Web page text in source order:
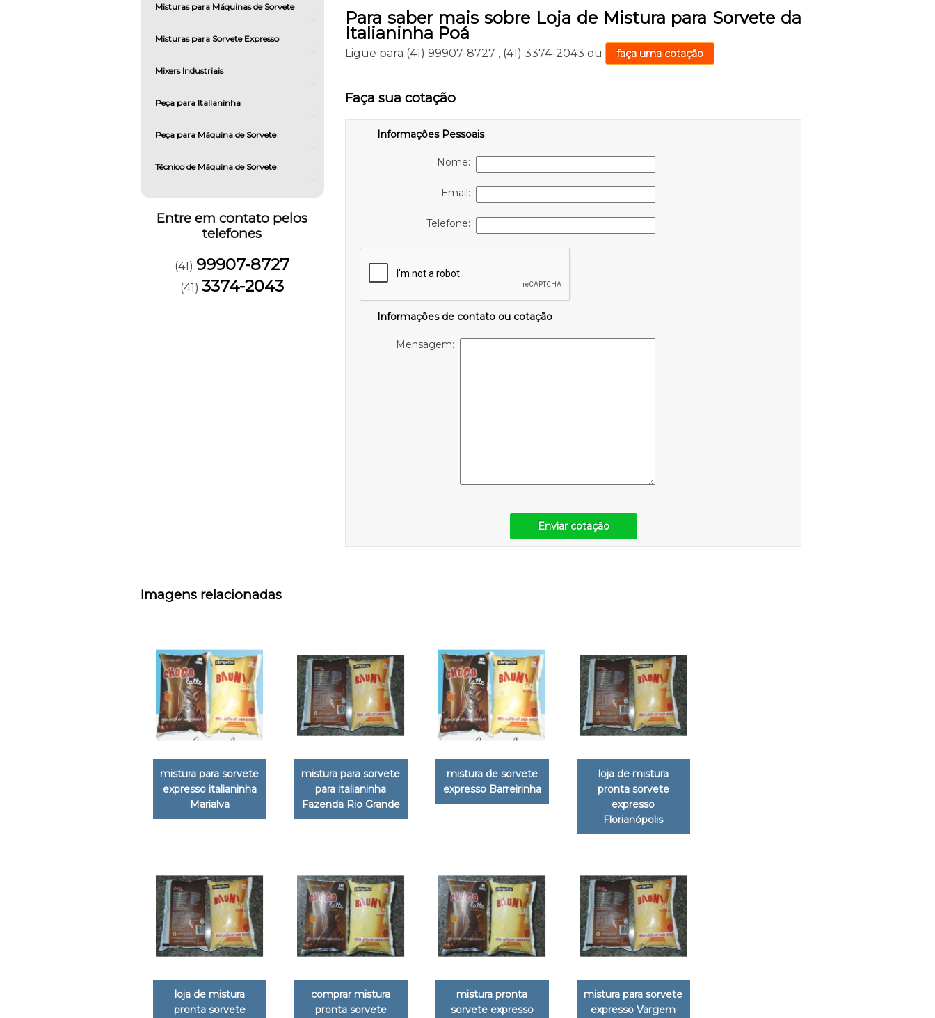
Misturas para Máquinas de Sorvete
Misturas para Sorvete Expresso
Mixers Industriais
Peça para Italianinha
Peça para Máquina de Sorvete
Técnico de Máquina de Sorvete
Entre em contato pelos
telefones
(41) 99907-8727
(41)3374-2043
Para saber mais sobre Loja de Mistura para Sorvete da
Italianinha Poá
Ligue para (41) 99907-8727 , (41) 3374-2043 ou faça uma cotação
Faça sua cotação
Informações Pessoais
Nome:
Email:
Telefone:
Informações de contato ou cotação
Mensagem:
Enviar cotação
Imagens relacionadas
mistura para sorvete
expresso italianinha
Marialva
mistura para sorvete
para italianinha
Fazenda Rio Grande
mistura de sorvete
expresso Barreirinha
loja de mistura
pronta sorvete
expresso
Florianópolis
loja de mistura
pronta sorvete
comprar mistura
pronta sorvete
mistura pronta
sorvete expresso
mistura para sorvete
expresso Vargem